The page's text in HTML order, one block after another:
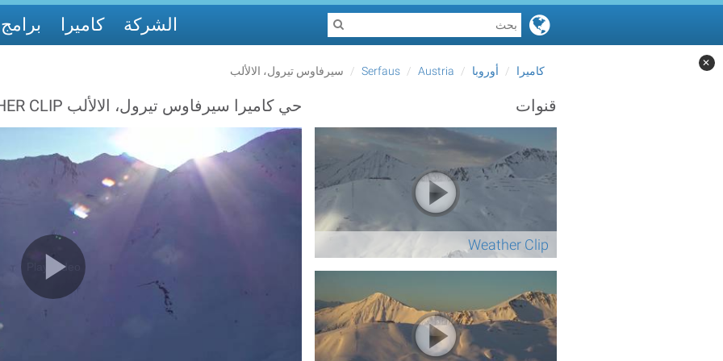
برامج كاميرا الشركة
كاميرا أوروبا Austria
Serfaus سيرفاوس تيرول، الالألب
حي كاميرا سيرفاوس تيرول، الالألب WEATHER CLIP
Play Video
قنوات
Weather Clip
✕